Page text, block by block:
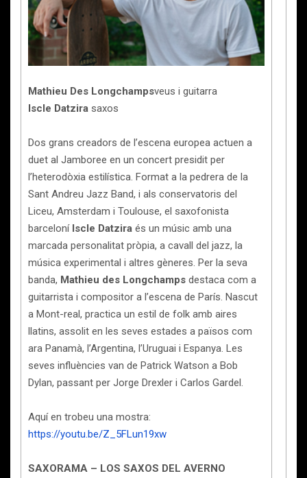
Mathieu Des Longchampsveus i guitarra
Iscle Datzira saxos
Dos grans creadors de l’escena europea actuen a
duet al Jamboree en un concert presidit per
l’heterodòxia estilística. Format a la pedrera de la
Sant Andreu Jazz Band, i als conservatoris del
Liceu, Amsterdam i Toulouse, el saxofonista
barceloní Iscle Datzira és un músic amb una
marcada personalitat pròpia, a cavall del jazz, la
música experimental i altres gèneres. Per la seva
banda, Mathieu des Longchamps destaca com a
guitarrista i compositor a l’escena de París. Nascut
a Mont-real, practica un estil de folk amb aires
llatins, assolit en les seves estades a països com
ara Panamà, l’Argentina, l’Uruguai i Espanya. Les
seves influències van de Patrick Watson a Bob
Dylan, passant per Jorge Drexler i Carlos Gardel.
Aquí en trobeu una mostra:
https://youtu.be/Z_5FLun19xw
SAXORAMA – LOS SAXOS DEL AVERNO